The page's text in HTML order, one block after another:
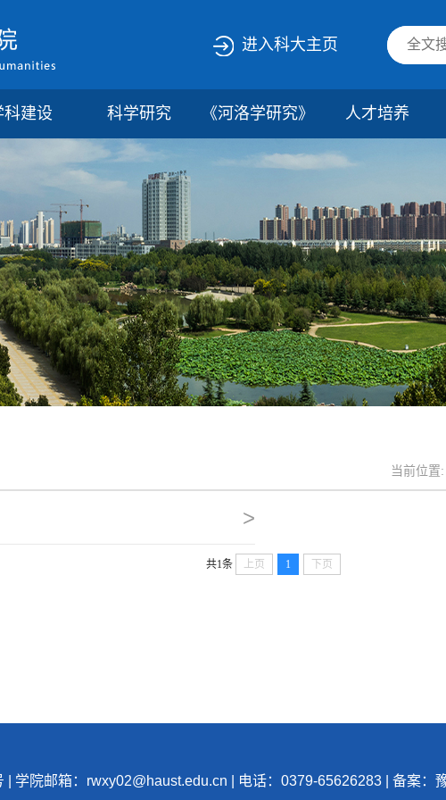
进入科大主页
科建设 科学研究 《河洛学研究》 人才培养
当前位置:
>
共1条 上页 1 下页
学院邮箱：rwxy02@haust.edu.cn 电话：0379-65626283 备案：